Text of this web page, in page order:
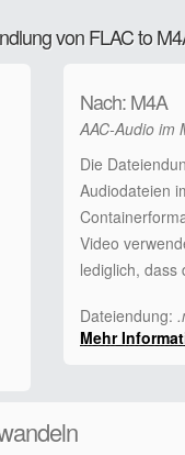
von FLAC to
Nach: M4A
AAC-Audio im
Die
Audiodateien
Video
lediglich,
Dateiendung:
Mehr